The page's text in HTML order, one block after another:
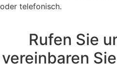
oder telefonisch.
Rufen Sie
vereinbaren